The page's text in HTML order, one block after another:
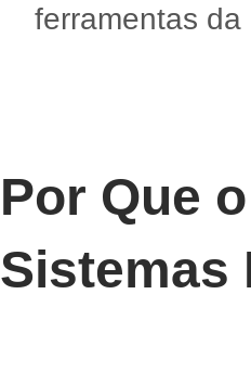
ferramentas da
Por Que
Sistemas